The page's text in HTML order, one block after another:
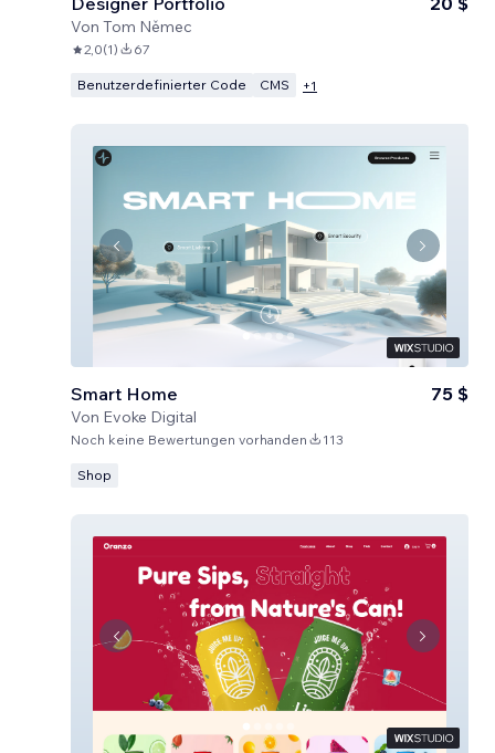
Von Tom Němec
2,0(1) 67
Benutzerdefinierter Code CMS +1
Smart Home
Von Evoke Digital
75 $
Noch keine Bewertungen vorhanden 113
Shop